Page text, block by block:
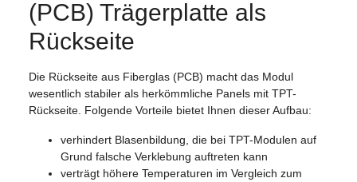
(PCB) Trägerplatte als
Rückseite
Die Rückseite aus Fiberglas (PCB) macht das Modul
wesentlich stabiler als herkömmliche Panels mit TPT-
Rückseite. Folgende Vorteile bietet Ihnen dieser Aufbau:
verhindert Blasenbildung, die bei TPT-Modulen auf
Grund falsche Verklebung auftreten kann
verträgt höhere Temperaturen im Vergleich zum